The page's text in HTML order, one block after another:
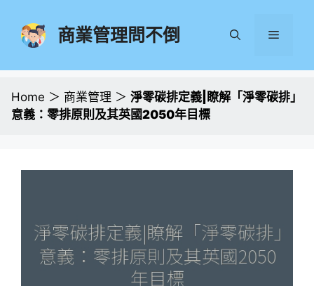
商業管理問不倒 選
Home ＞ 商業管理 ＞ 淨零碳排定義|瞭解「淨零碳排」
意義：零排原則及其英國2050年目標